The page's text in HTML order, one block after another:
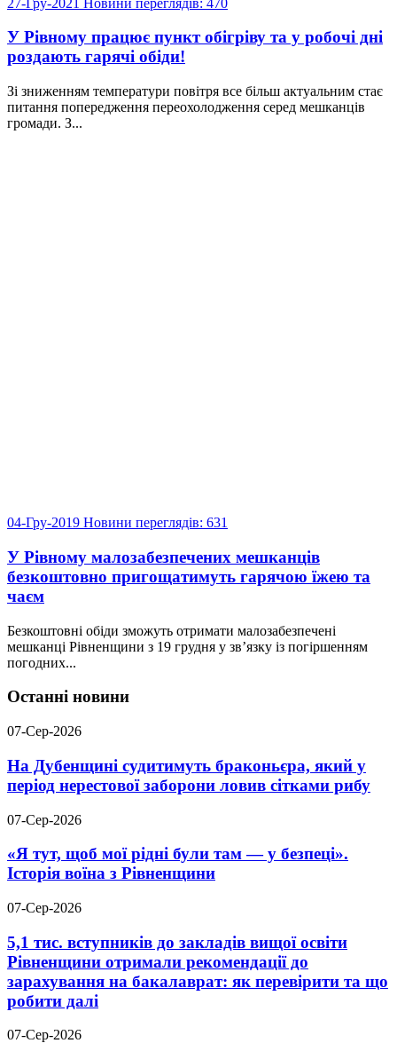
У Рівному працює пункт обігріву та у робочі дні
роздають гарячі обіди!
Зі зниженням температури повітря все більш актуальним стає
питання попередження переохолодження серед мешканців
громади. З...
04-Гру-2019 Новини переглядів: 631
У Рівному малозабезпечених мешканців
безкоштовно пригощатимуть гарячою їжею та
чаєм
Безкоштовні обіди зможуть отримати малозабезпечені
мешканці Рівненщини з 19 грудня у зв’язку із погіршенням
погодних...
Останні новини
07-Сер-2026
На Дубенщині судитимуть браконьєра, який у
період нерестової заборони ловив сітками рибу
07-Сер-2026
«Я тут, щоб мої рідні були там — у безпеці».
Історія воїна з Рівненщини
07-Сер-2026
5,1 тис. вступників до закладів вищої освіти
Рівненщини отримали рекомендації до
зарахування на бакалаврат: як перевірити та що
робити далі
07-Сер-2026